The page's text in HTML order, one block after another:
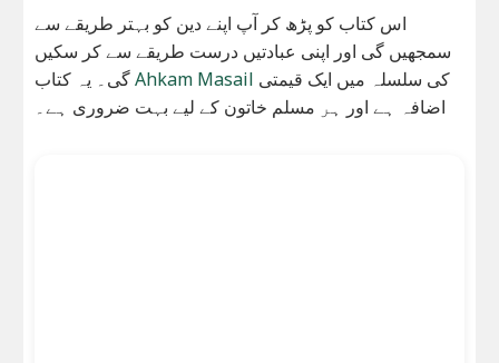
اس کتاب کو پڑھ کر آپ اپنے دین کو بہتر طریقے سے
سمجھیں گی اور اپنی عبادتیں درست طریقے سے کر سکیں
گی۔ یہ کتابAhkam Masail
اضافہ ہے اور ہر مسلم خاتون کے لیے بہت ضروری ہے۔